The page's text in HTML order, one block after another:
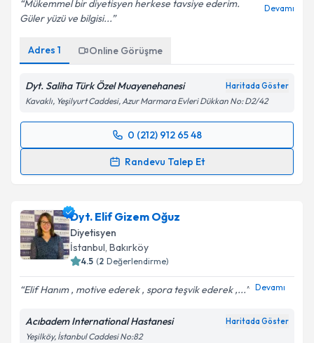
Mükemmel bir diyetisyen herkese tavsiye ederim.
Güler yüzü ve bilgisi...
Devamı
Adres 1 Online Görüşme
Dyt. Saliha Türk Özel Muayenehanesi Haritada Göster
Kavaklı, Yeşilyurt Caddesi, Azur Marmara Evleri Dükkan No: D2/42
0 (212) 912 65 48
Randevu Talep Et
Randevu Takvimi Talebi
hazırlandığında e-posta ile bilgilendireceğiz.
E-posta Adresiniz
Metni 'ni okudum ve kişisel verilerimin belirtilen
Dyt. Elif Gizem Oğuz
Diyetisyen
İstanbul, Bakırköy
4.5 (2 Değerlendirme)
Elif Hanım , motive ederek , spora teşvik ederek ,... Devamı
Acıbadem International Hastanesi Haritada Göster
Yeşilköy, İstanbul Caddesi No:82